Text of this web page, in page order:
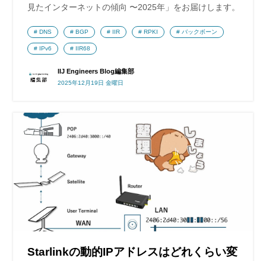
見たインターネットの傾向 〜2025年」をお届けします。
IIJ Engineers Blog編集部
2025年12月19日 金曜日
DNS BGP IIR RPKI バックボーン
IPv6 IIR68
Starlinkの動的IPアドレスはどれくらい変